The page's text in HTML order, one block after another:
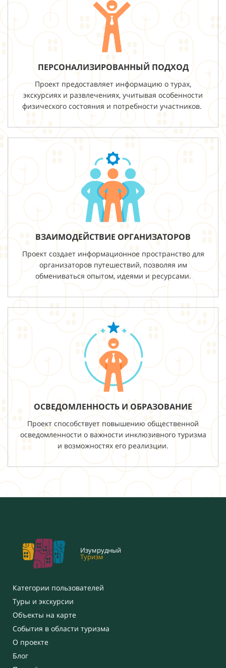
ПЕРСОНАЛИЗИРОВАННЫЙ ПОДХОД
Проект предоставляет информацию о турах,
экскурсиях и развлечениях, учитывая особенности
физического состояния и потребности участников.
ВЗАИМОДЕЙСТВИЕ ОРГАНИЗАТОРОВ
Проект создает информационное пространство для
организаторов путешествий, позволяя им
обмениваться опытом, идеями и ресурсами.
ОСВЕДОМЛЕННОСТЬ И ОБРАЗОВАНИЕ
Проект способствует повышению общественной
осведомленности о важности инклюзивного туризма
и возможностях его реализции.
Изумрудный
Туризм
Категории пользователей
Туры и экскурсии
Объекты на карте
События в области туризма
О проекте
Блог